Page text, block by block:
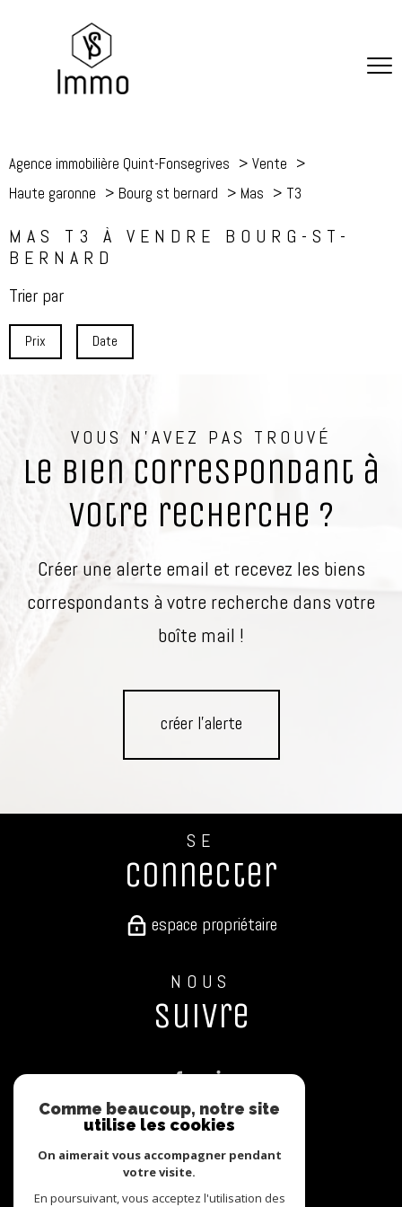
Agence immobilière Quint-Fonsegrives Vente
Haute garonne Bourg st bernard Mas T3
MAS T3 À VENDRE BOURG-ST-
BERNARD
Trier par
Prix Date
VOUS N'AVEZ PAS TROUVÉ
le bien correspondant à
votre recherche ?
Créer une alerte email et recevez les biens
correspondants à votre recherche dans votre
boîte mail !
créer l'alerte
SE
connecter
espace propriétaire
NOUS
suivre
adhérons
Comme beaucoup, notre site
utilise les cookies
On aimerait vous accompagner pendant
votre visite.
En poursuivant, vous acceptez l'utilisation des